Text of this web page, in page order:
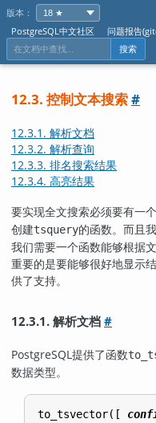
版本：
PostgreSQL中文社区
问题报告
搜索
12.3. 控制文本搜索#
12.3.1. 解析文档
12.3.2. 解析查询
12.3.3. 排名搜索结果
12.3.4. 高亮结果
要实现全文搜索必须要有一
创建tsquery的函数。而且
我们需要一个函数能够根据
重要的是要能够很好地显示结
供了支持。
12.3.1. 解析文档#
PostgreSQL 提供了函数
数据类型。
to_tsvector([